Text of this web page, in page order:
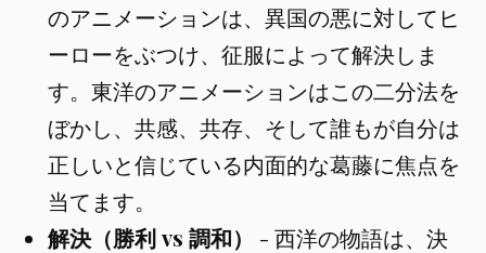
のアニメーションは、異国の悪に対してヒ
ーローをぶつけ、征服によって解決しま
す。東洋のアニメーションはこの二分法を
ぼかし、共感、共存、そして誰もが自分は
正しいと信じている内面的な葛藤に焦点を
当てます。
解決（勝利 vs 調和）
- 西洋の物語は、決